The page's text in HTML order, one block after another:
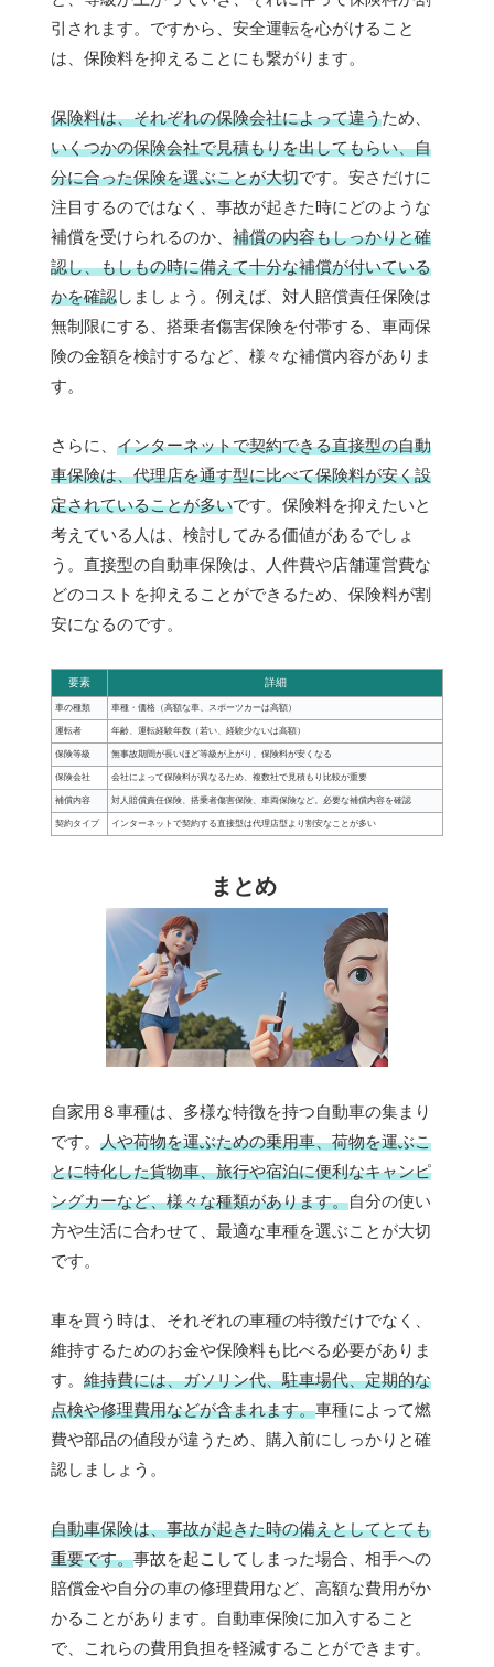
引されます。ですから、安全運転を心がけること
は、保険料を抑えることにも繋がります。
保険料は、それぞれの保険会社によって違うため、
いくつかの保険会社で見積もりを出してもらい、自
分に合った保険を選ぶことが大切です。安さだけに
注目するのではなく、事故が起きた時にどのような
補償を受けられるのか、 補償の内容もしっかりと確
認し、もしもの時に備えて十分な補償が付いている
かを確認しましょう。例えば、対人賠償責任保険は
無制限にする、搭乗者傷害保険を付帯する、車両保
険の金額を検討するなど、様々な補償内容がありま
す。
さらに、 インターネットで契約できる直接型の自動
車保険は、代理店を通す型に比べて保険料が安く設
定されていることが多いです。保険料を抑えたいと
考えている人は、検討してみる価値があるでしょ
う。直接型の自動車保険は、人件費や店舗運営費な
どのコストを抑えることができるため、保険料が割
安になるのです。
要素 詳細
車の種類 車種・価格（高額な車、スポーツカーは高額）
運転者 年齢、運転経験年数（若い、経験少ないは高額）
保険等級 無事故期間が長いほど等級が上がり、保険料が安くなる
保険会社 会社によって保険料が異なるため、複数社で見積もり比較が重要
補償内容 対人賠償責任保険、搭乗者傷害保険、車両保険など。必要な補償内容を確認
契約タイプ インターネットで契約する直接型は代理店型より割安なことが多い
まとめ
自家用８車種は、多様な特徴を持つ自動車の集まり
です。 人や荷物を運ぶための乗用車、荷物を運ぶこ
とに特化した貨物車、旅行や宿泊に便利なキャンピ
ングカーなど、様々な種類があります。自分の使い
方や生活に合わせて、最適な車種を選ぶことが大切
です。
車を買う時は、それぞれの車種の特徴だけでなく、
維持するためのお金や保険料も比べる必要がありま
す。 維持費には、ガソリン代、駐車場代、定期的な
点検や修理費用などが含まれます。車種によって燃
費や部品の値段が違うため、購入前にしっかりと確
認しましょう。
自動車保険は、事故が起きた時の備えとしてとても
重要です。事故を起こしてしまった場合、相手への
賠償金や自分の車の修理費用など、高額な費用がか
かることがあります。自動車保険に加入すること
で、これらの費用負担を軽減することができます。